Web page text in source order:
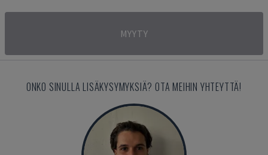
MYYTY
ONKO SINULLA LISÄKYSYMYKSIÄ? OTA MEIHIN YHTEYTTÄ!